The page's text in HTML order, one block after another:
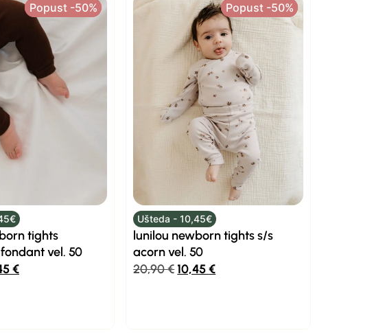
Popust -50%
Popust -50%
tights
vel. 50
€
Popust -50%
Popust -50%
Ušteda - 10,45€
lunilou newborn tights s/s
acorn vel. 50
20,90€10,45€